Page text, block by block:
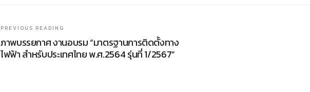
PREVIOUS READING
ภาพบรรยกาศ งานอบรม “มาตรฐานการติดตั้งทาง
ไฟฟ้า สำหรับประเทศไทย พ.ศ.2564 รุ่นที่ 1/2567”